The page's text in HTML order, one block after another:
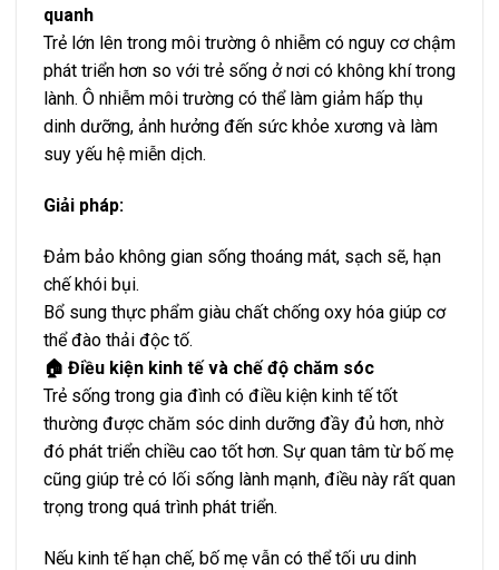
quanh
Trẻ lớn lên trong môi trường ô nhiễm có nguy cơ chậm
phát triển hơn so với trẻ sống ở nơi có không khí trong
lành. Ô nhiễm môi trường có thể làm giảm hấp thụ
dinh dưỡng, ảnh hưởng đến sức khỏe xương và làm
suy yếu hệ miễn dịch.
Giải pháp:
Đảm bảo không gian sống thoáng mát, sạch sẽ, hạn
chế khói bụi.
Bổ sung thực phẩm giàu chất chống oxy hóa giúp cơ
thể đào thải độc tố.
🏠 Điều kiện kinh tế và chế độ chăm sóc
Trẻ sống trong gia đình có điều kiện kinh tế tốt
thường được chăm sóc dinh dưỡng đầy đủ hơn, nhờ
đó phát triển chiều cao tốt hơn. Sự quan tâm từ bố mẹ
cũng giúp trẻ có lối sống lành mạnh, điều này rất quan
trọng trong quá trình phát triển.
Nếu kinh tế hạn chế, bố mẹ vẫn có thể tối ưu dinh